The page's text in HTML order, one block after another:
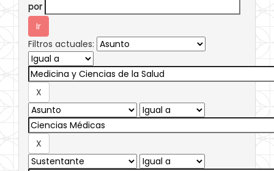
por
Filtros actuales: